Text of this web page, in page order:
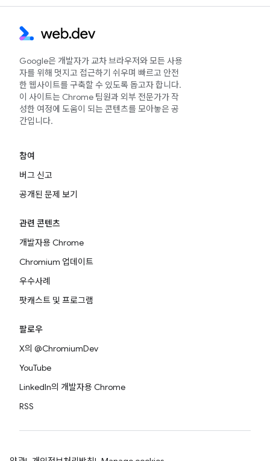
Google은 개발자가 교차 브라우저와 모든 사용
자를 위해 멋지고 접근하기 쉬우며 빠르고 안전
한 웹사이트를 구축할 수 있도록 돕고자 합니다.
이 사이트는 Chrome 팀원과 외부 전문가가 작
성한 여정에 도움이 되는 콘텐츠를 모아놓은 공
간입니다.
참여
버그 신고
공개된 문제 보기
관련 콘텐츠
개발자용 Chrome
Chromium 업데이트
우수사례
팟캐스트 및 프로그램
팔로우
X의 @ChromiumDev
YouTube
LinkedIn의 개발자용 Chrome
RSS